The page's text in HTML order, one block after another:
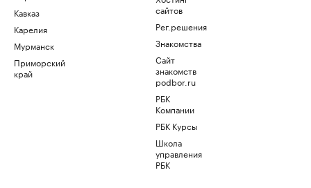
Кавказ
Карелия
Мурманск
Приморский
край
сайтов
Рег.решения
Знакомства
Сайт
знакомств
podbor.ru
РБК
Компании
РБК Курсы
Школа
управления
РБК